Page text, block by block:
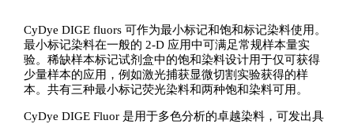
CyDye DIGE fluors 可作为最小标记和饱和标记染料使用。
最小标记染料在一般的 2-D 应用中可满足常规样本量实
验。稀缺样本标记试剂盒中的饱和染料设计用于仅可获得
少量样本的应用，例如激光捕获显微切割实验获得的样
本。共有三种最小标记荧光染料和两种饱和染料可用。
CyDye DIGE Fluor 是用于多色分析的卓越染料，可发出具